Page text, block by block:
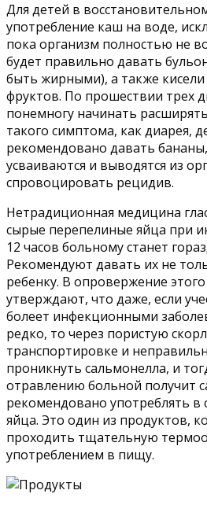
Для детей в
употребление каш на воде,
пока организм полностью не
будет правильно давать
быть жирными), а также
фруктов. По прошествии трех
понемногу начинать
такого симптома, как диарея,
рекомендовано давать
усваиваются и выводятся из
спровоцировать рецидив.
Нетрадиционная медицина
сырые перепелиные яйца при
12 часов больному станет
Рекомендуют давать их не
ребенку. В опровержение
утверждают, что даже, если
болеет инфекционными
редко, то через пористую
транспортировке и
проникнуть сальмонелла, и
отравлению больной получит
рекомендовано употреблять
яйца. Это один из продуктов,
проходить тщательную
употреблением в пищу.